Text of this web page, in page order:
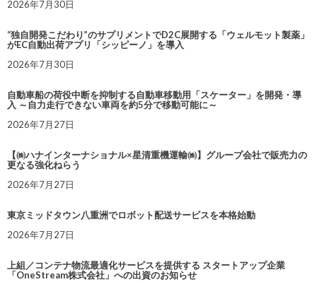
2026年7月30日
“独自開発こだわり”のサプリメントでD2C展開する「ウェルモット製薬」
がEC自動出荷アプリ「シッピーノ」を導入
2026年7月30日
自動車船の荷役中断を抑制する自動車移動用「スケーター」を開発・導
入 ～自力走行できない車両を約5分で移動可能に～
2026年7月27日
【㈱ハナインターナショナル×星清重機運輸㈱】グループ会社で販売力の
更なる強化ねらう
2026年7月27日
東京ミッドタウン八重洲でロボット配送サービスを本格始動
2026年7月27日
上組／コンテナ物流最適化サービスを提供する スタートアップ企業
「OneStream株式会社」への出資のお知らせ